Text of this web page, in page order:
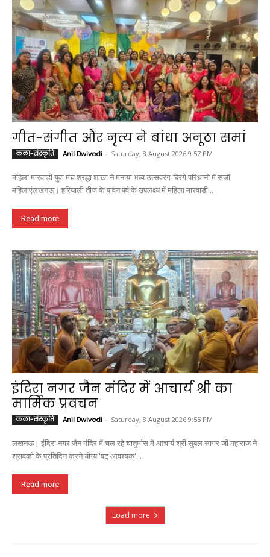
गीत-संगीत और नृत्य ने बांधा अनूठा समां
कला-संस्कृति Anil Dwivedi - Saturday, 8 August 2026 9:57 PM
महिला मारवाड़ी युवा मंच श्रद्धा शाखा ने मनाया भव्य उत्सवरंग-बिरंगे परिधानों में सजीं
महिलाएंलखनऊ। हरियाली तीज के पावन पर्व के उपलक्ष्य में महिला मारवाड़ी...
Read more
इंदिरा नगर जैन मंदिर में आचार्य श्री का
मार्मिक प्रवचन
कला-संस्कृति Anil Dwivedi - Saturday, 8 August 2026 9:55 PM
लखनऊ। इंदिरा नगर जैन मंदिर में चल रहे चातुर्मास में आचार्य श्री सुबल सागर जी महाराज ने
श्रावकों के प्रतिदिन करने योग्य 'षट् आवश्यक'...
Read more
Load more